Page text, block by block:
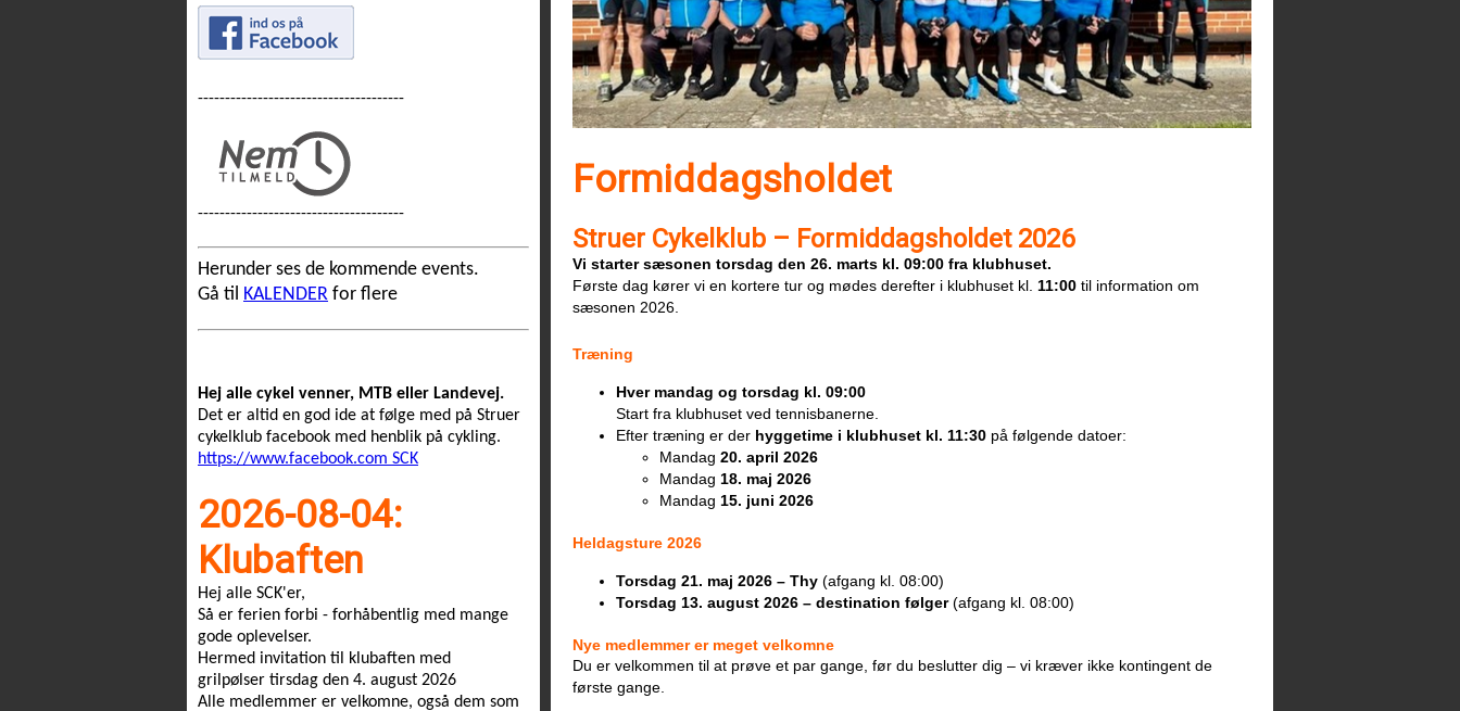
--------------------------------------
--------------------------------------
Herunder ses de kommende events.
Gå til KALENDER for flere
Hej alle cykel venner, MTB eller Landevej.
Det er altid en god ide at følge med på Struer
cykelklub facebook med henblik på cykling.
https://www.facebook.com SCK
2026-08-04:
Klubaften
Hej alle SCK'er,
Så er ferien forbi - forhåbentlig med mange
gode oplevelser.
Hermed invitation til klubaften med
grilpølser tirsdag den 4. august 2026
Alle medlemmer er velkomne, også dem som
Formiddagsholdet
Struer Cykelklub – Formiddagsholdet 2026
Vi starter sæsonen torsdag den 26. marts kl. 09:00 fra klubhuset.
Første dag kører vi en kortere tur og mødes derefter i klubhuset kl. 11:00 til information om
sæsonen 2026.
Træning
Hver mandag og torsdag kl. 09:00
Start fra klubhuset ved tennisbanerne.
Efter træning er der hyggetime i klubhuset kl. 11:30 på følgende datoer:
Mandag 20. april 2026
Mandag 18. maj 2026
Mandag 15. juni 2026
Heldagsture 2026
Torsdag 21. maj 2026 – Thy (afgang kl. 08:00)
Torsdag 13. august 2026 – destination følger(afgang kl. 08:00)
Nye medlemmer er meget velkomne
Du er velkommen til at prøve et par gange, før du beslutter dig – vi kræver ikke kontingent de
første gange.